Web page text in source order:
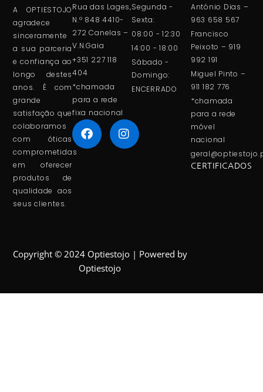
A OPTIESTOJO
agradece
sinceramente
a sua parceria
e confiança ao
longo destes
anos. É com
grande
satisfação que
colaboramos
com óticas
comprometidas
em oferecer
produtos de
qualidade aos
seus clientes.
Rua das Lages,
N.º 848 4410-
272 Canelas –
V.N.Gaia
+351 227 118
404
*chamada
para a rede
fixa nacional
Segunda -
Sexta:
08:00 - 12:30
14:00 - 18:00
Sábado -
Domingo:
ENCERRADO
António Dias –
963 658 567
Francisco
Peixoto – 919
992 191
Miguel Pinto –
911 182 776
*chamada
para a rede
móvel
nacional
CERTIFICADOS
Copyright © 2024 Optiestojo | Powered by
Optiestojo